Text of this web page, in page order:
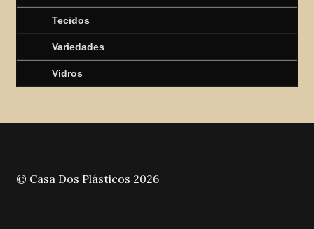
Tecidos
Variedades
Vidros
© Casa Dos Plásticos 2026